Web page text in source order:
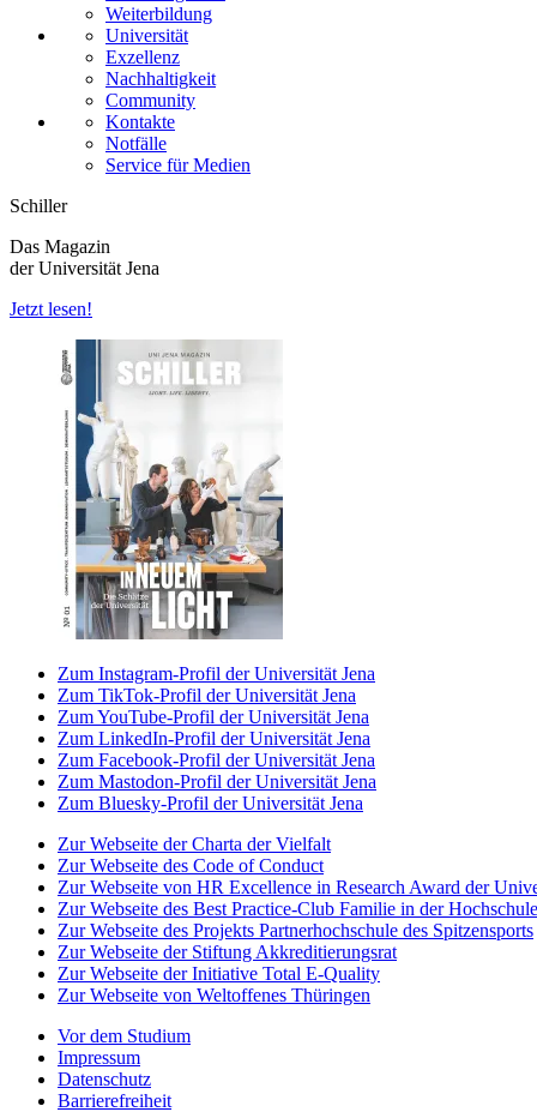
Weiterbildung
Universität
Exzellenz
Nachhaltigkeit
Community
Kontakte
Notfälle
Service für Medien
Schiller
Das Magazin
der Universität Jena
Jetzt lesen!
Zum Instagram-Profil der Universität Jena
Zum TikTok-Profil der Universität Jena
Zum YouTube-Profil der Universität Jena
Zum LinkedIn-Profil der Universität Jena
Zum Facebook-Profil der Universität Jena
Zum Mastodon-Profil der Universität Jena
Zum Bluesky-Profil der Universität Jena
Zur Webseite der Charta der Vielfalt
Zur Webseite des Code of Conduct
Zur Webseite von HR Excellence in Research Award der
Zur Webseite des Best Practice-Club Familie in der Hochschule
Zur Webseite des Projekts Partnerhochschule des Spitzensports
Zur Webseite der Stiftung Akkreditierungsrat
Zur Webseite der Initiative Total E-Quality
Zur Webseite von Weltoffenes Thüringen
Vor dem Studium
Impressum
Datenschutz
Barrierefreiheit